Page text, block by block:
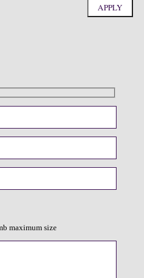
maximum size